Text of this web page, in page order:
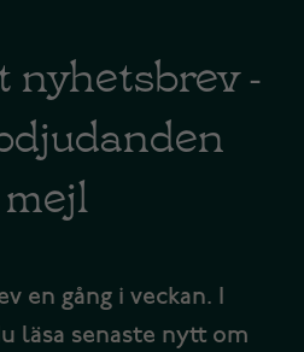
nyhetsbrev -
en gång i veckan. I
läsa senaste nytt om